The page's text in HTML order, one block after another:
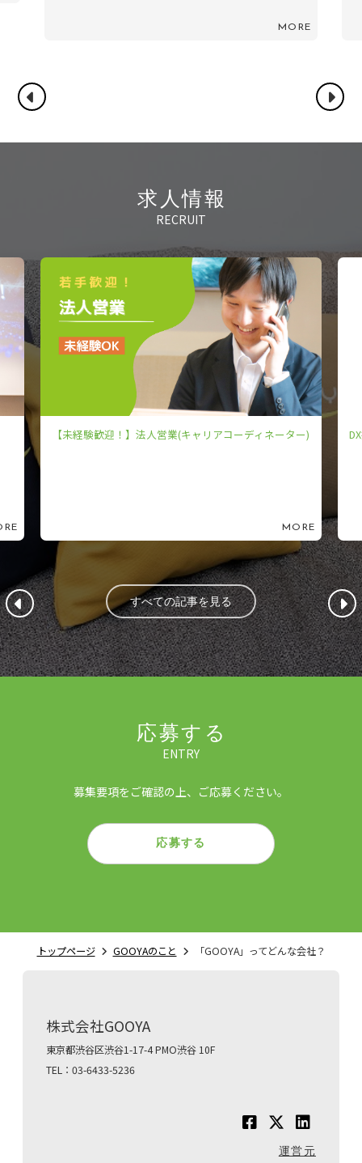
MORE
求人情報
RECRUIT
【未経験歓迎！】法人営業(キャリアコーディネーター)
MORE
すべての記事を見る
応募する
ENTRY
募集要項をご確認の上、ご応募ください。
応募する
トップページ GOOYAのこと 「GOOYA」ってどんな会社？
株式会社GOOYA
東京都渋谷区渋谷1-17-4 PMO渋谷 10F
TEL：03-6433-5236
運営元